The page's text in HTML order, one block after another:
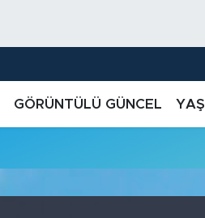
GÖRÜNTÜLÜ GÜNCEL